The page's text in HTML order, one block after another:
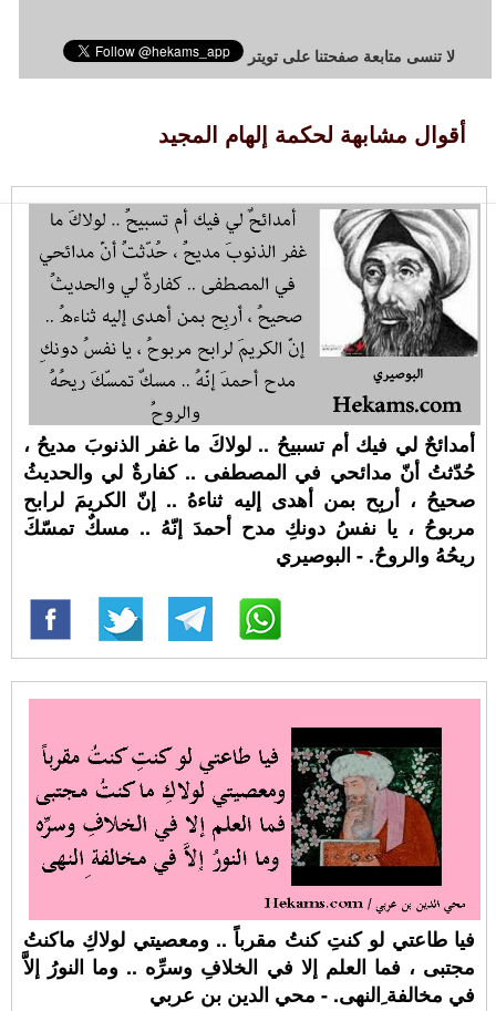
لا تنسى متابعة صفحتنا على تويتر
أقوال مشابهة لحكمة إلهام المجيد
أمدائحٌ لي فيك أم تسبيحُ .. لولاكَ ما غفر الذنوبَ مديحُ ،
حُدّثتُ أنّ مدائحي في المصطفى .. كفارةٌ لي والحديثُ
صحيحُ ، أربِح بمن أهدى إليه ثناءهُ .. إنّ الكريمَ لرابح
مربوحُ ، يا نفسُ دونكِ مدح أحمدَ إنّهُ .. مسكٌ تمسّكَ
ريحُهُ والروحُ. - البوصيري
فيا طاعتي لو كنتِ كنتُ مقرباً .. ومعصيتي لولاكِ ماكنتُ
مجتبى ، فما العلم إلا في الخلافِ وسرِّه .. وما النورُ إلاَّ
في مخالفة ِالنهى. - محي الدين بن عربي